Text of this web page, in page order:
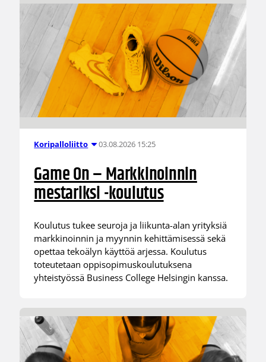
Koripalloliitto 03.08.2026 15:25
Game On – Markkinoinnin
mestariksi -koulutus
Koulutus tukee seuroja ja liikunta-alan yrityksiä
markkinoinnin ja myynnin kehittämisessä sekä
opettaa tekoälyn käyttöä arjessa. Koulutus
toteutetaan oppisopimuskoulutuksena
yhteistyössä Business College Helsingin kanssa.